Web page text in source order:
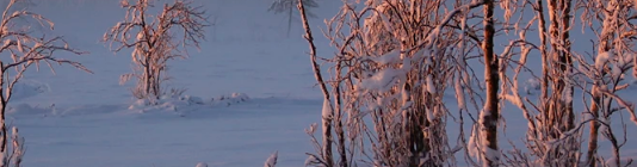
ry ja Kansalaisten kaivosvaltuuskunta ry ovat valittaneet